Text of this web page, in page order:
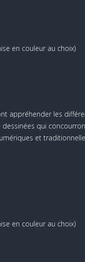
en couleur au choix)
appréhender les
qui
et
en couleur au choix)